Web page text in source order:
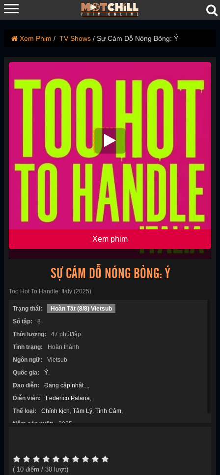
Xem Phim TV Shows Sự Cám Dỗ Nóng Bỏng: Ý
Xem phim
SỰ CÁM DỖ NÓNG BỎNG: Ý
Too Hot To Handle: Italy (2025)
Trạng thái:
Hoàn Tất (8/8) Vietsub
Số tập:
8
Thời lượng:
47 phút/tập
Tình trạng:
Hoàn thành
Ngôn ngữ:
Vietsub
Quốc gia:
Ý,
Đạo diễn:
Đang cập nhật...,
Diễn viên:
Federico Palana,
Thể loại:
Chính kịch, Tâm Lý, Tình Cảm,
Năm sản xuất:
2025
( 10 điểm / 30 lượt)